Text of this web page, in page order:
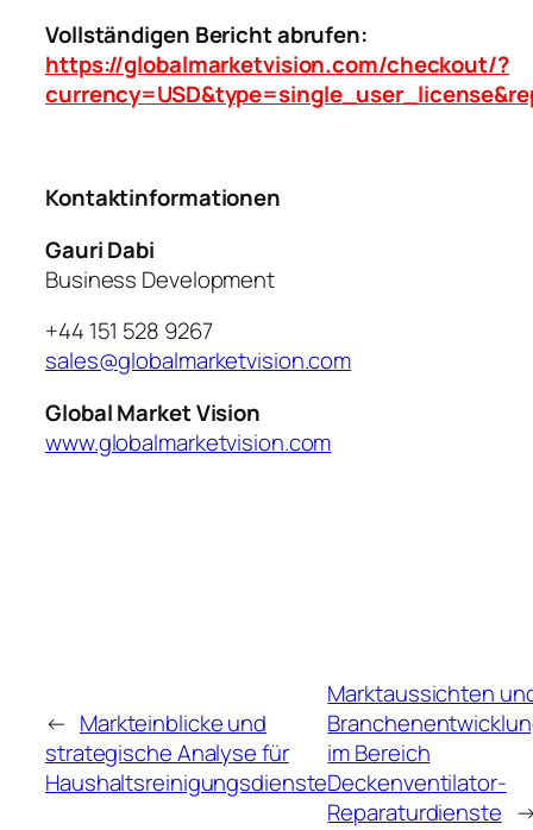
Vollständigen Bericht abrufen:
https://globalmarketvision.com/checkout/?
Kontaktinformationen
Gauri Dabi
Business Development
+44 151 528 9267
sales@globalmarketvision.com
Global Market Vision
www.globalmarketvision.com
← Markteinblicke und
strategische Analyse für
Haushaltsreinigungsdienste
Marktaussichten
im Bereich
Deckenventilator-
Reparaturdienste